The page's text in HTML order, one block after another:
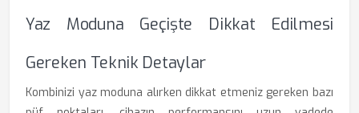
Yaz Moduna Geçişte Dikkat Edilmesi
Gereken Teknik Detaylar
Kombinizi yaz moduna alırken dikkat etmeniz gereken bazı